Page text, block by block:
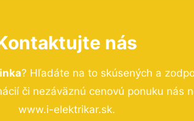
nás
? Hľadáte na to skúsených a
či nezáväznú cenovú ponuku nás
www.i-elektrikar.sk.